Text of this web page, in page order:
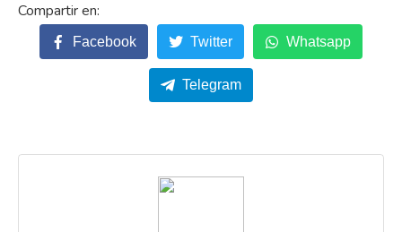
Facebook Twitter Whatsapp
Telegram